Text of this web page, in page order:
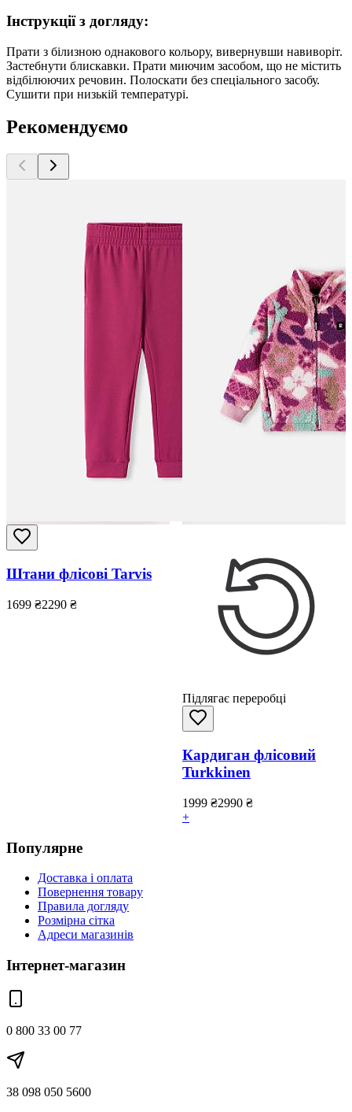
Інструкції з догляду:
Прати з білизною однакового кольору, вивернувши навиворіт.
Застебнути блискавки. Прати миючим засобом, що не містить
відбілюючих речовин. Полоскати без спеціального засобу.
Сушити при низькій температурі.
Рекомендуємо
Штани флісові Tarvis
1699 ₴2290 ₴
Підлягає переробці
Кардиган флісовий
Turkkinen
1999 ₴2990 ₴
+
Популярне
Доставка і оплата
Повернення товару
Правила догляду
Розмірна сітка
Адреси магазинів
Інтернет-магазин
0 800 33 00 77
38 098 050 5600